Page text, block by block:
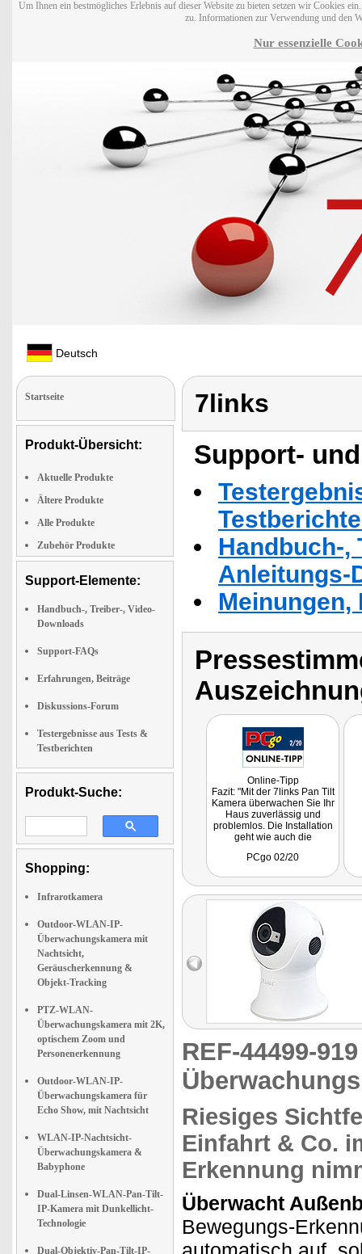
Um Ihnen ein bestmögliches Erlebnis auf dieser Website zu bieten setzen wir Cookies
zu. Informationen zur Verwendung und den
Nur essenzielle
Deutsch
Startseite
Produkt-Übersicht:
Aktuelle Produkte
Ältere Produkte
Alle Produkte
Zubehör Produkte
Support-Elemente:
Handbuch-, Treiber-, Video-
Downloads
Support-FAQs
Erfahrungen, Beiträge
Diskussions-Forum
Testergebnisse aus Tests &
Testberichten
Produkt-Suche:
Shopping:
Infrarotkamera
Outdoor-WLAN-IP-
Überwachungskamera mit
Nachtsicht,
Geräuscherkennung &
Objekt-Tracking
PTZ-WLAN-
Überwachungskamera mit 2K,
optischem Zoom und
Personenerkennung
Outdoor-WLAN-IP-
Überwachungskamera für
Echo Show, mit Nachtsicht
WLAN-IP-Nachtsicht-
Überwachungskamera &
Babyphone
Dual-Linsen-WLAN-Pan-Tilt-
IP-Kamera mit Dunkellicht-
Technologie
Dual-Objektiv-Pan-Tilt-IP-
7links
Support-
Handbuch-,
Anleitungs-
Online-Tipp
Fazit: "Mit der 7links Pan Tilt
Kamera überwachen Sie Ihr
Haus zuverlässig und
problemlos. Die Installation
geht wie auch die
der Hand."
PCgo 02/20
REF-44499-
Riesiges
Einfahrt & Co.
Erkennung
Überwacht
Bewegungs-